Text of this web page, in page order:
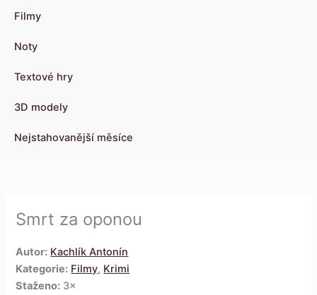
Filmy
Noty
Textové hry
3D modely
Nejstahovanější měsíce
Smrt za oponou
Autor: Kachlík Antonín
Kategorie: Filmy, Krimi
Staženo: 3×